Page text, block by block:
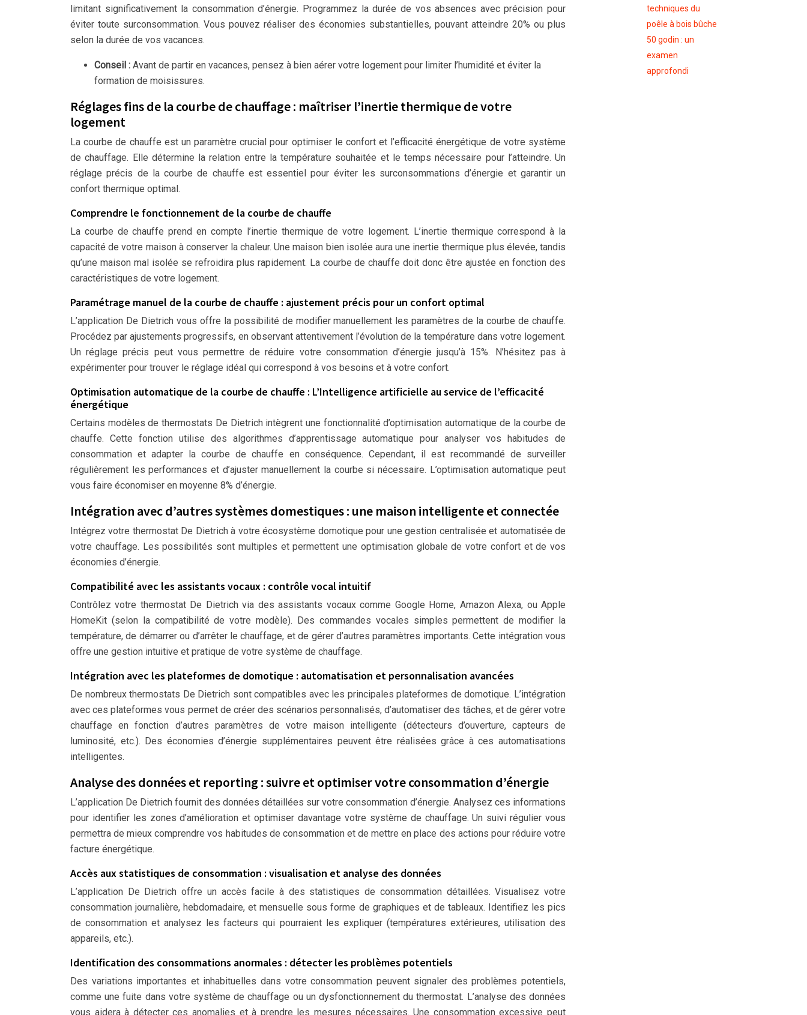
limitant significativement la consommation d’énergie. Programmez la durée de vos absences avec précision pour
éviter toute surconsommation. Vous pouvez réaliser des économies substantielles, pouvant atteindre 20% ou plus
selon la durée de vos vacances.
Conseil : Avant de partir en vacances, pensez à bien aérer votre logement pour limiter l’humidité et éviter la
formation de moisissures.
Réglages fins de la courbe de chauffage : maîtriser l’inertie thermique de votre
logement
La courbe de chauffe est un paramètre crucial pour optimiser le confort et l’efficacité énergétique de votre système
de chauffage. Elle détermine la relation entre la température souhaitée et le temps nécessaire pour l’atteindre. Un
réglage précis de la courbe de chauffe est essentiel pour éviter les surconsommations d’énergie et garantir un
confort thermique optimal.
Comprendre le fonctionnement de la courbe de chauffe
La courbe de chauffe prend en compte l’inertie thermique de votre logement. L’inertie thermique correspond à la
capacité de votre maison à conserver la chaleur. Une maison bien isolée aura une inertie thermique plus élevée, tandis
qu’une maison mal isolée se refroidira plus rapidement. La courbe de chauffe doit donc être ajustée en fonction des
caractéristiques de votre logement.
Paramétrage manuel de la courbe de chauffe : ajustement précis pour un confort optimal
L’application De Dietrich vous offre la possibilité de modifier manuellement les paramètres de la courbe de chauffe.
Procédez par ajustements progressifs, en observant attentivement l’évolution de la température dans votre logement.
Un réglage précis peut vous permettre de réduire votre consommation d’énergie jusqu’à 15%. N’hésitez pas à
expérimenter pour trouver le réglage idéal qui correspond à vos besoins et à votre confort.
Optimisation automatique de la courbe de chauffe : L’Intelligence artificielle au service de l’efficacité
énergétique
Certains modèles de thermostats De Dietrich intègrent une fonctionnalité d’optimisation automatique de la courbe de
chauffe. Cette fonction utilise des algorithmes d’apprentissage automatique pour analyser vos habitudes de
consommation et adapter la courbe de chauffe en conséquence. Cependant, il est recommandé de surveiller
régulièrement les performances et d’ajuster manuellement la courbe si nécessaire. L’optimisation automatique peut
vous faire économiser en moyenne 8% d’énergie.
Intégration avec d’autres systèmes domestiques : une maison intelligente et connectée
Intégrez votre thermostat De Dietrich à votre écosystème domotique pour une gestion centralisée et automatisée de
votre chauffage. Les possibilités sont multiples et permettent une optimisation globale de votre confort et de vos
économies d’énergie.
Compatibilité avec les assistants vocaux : contrôle vocal intuitif
Contrôlez votre thermostat De Dietrich via des assistants vocaux comme Google Home, Amazon Alexa, ou Apple
HomeKit (selon la compatibilité de votre modèle). Des commandes vocales simples permettent de modifier la
température, de démarrer ou d’arrêter le chauffage, et de gérer d’autres paramètres importants. Cette intégration vous
offre une gestion intuitive et pratique de votre système de chauffage.
Intégration avec les plateformes de domotique : automatisation et personnalisation avancées
De nombreux thermostats De Dietrich sont compatibles avec les principales plateformes de domotique. L’intégration
avec ces plateformes vous permet de créer des scénarios personnalisés, d’automatiser des tâches, et de gérer votre
chauffage en fonction d’autres paramètres de votre maison intelligente (détecteurs d’ouverture, capteurs de
luminosité, etc.). Des économies d’énergie supplémentaires peuvent être réalisées grâce à ces automatisations
intelligentes.
Analyse des données et reporting : suivre et optimiser votre consommation d’énergie
L’application De Dietrich fournit des données détaillées sur votre consommation d’énergie. Analysez ces informations
pour identifier les zones d’amélioration et optimiser davantage votre système de chauffage. Un suivi régulier vous
permettra de mieux comprendre vos habitudes de consommation et de mettre en place des actions pour réduire votre
facture énergétique.
Accès aux statistiques de consommation : visualisation et analyse des données
L’application De Dietrich offre un accès facile à des statistiques de consommation détaillées. Visualisez votre
consommation journalière, hebdomadaire, et mensuelle sous forme de graphiques et de tableaux. Identifiez les pics
de consommation et analysez les facteurs qui pourraient les expliquer (températures extérieures, utilisation des
appareils, etc.).
Identification des consommations anormales : détecter les problèmes potentiels
Des variations importantes et inhabituelles dans votre consommation peuvent signaler des problèmes potentiels,
comme une fuite dans votre système de chauffage ou un dysfonctionnement du thermostat. L’analyse des données
vous aidera à détecter ces anomalies et à prendre les mesures nécessaires. Une consommation excessive peut
techniques du
poêle à bois bûche
50 godin : un
examen
approfondi